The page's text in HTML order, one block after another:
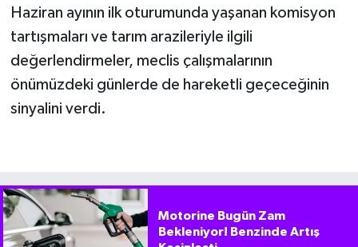
Haziran ayının ilk oturumunda yaşanan komisyon
tartışmaları ve tarım arazileriyle ilgili
değerlendirmeler, meclis çalışmalarının
önümüzdeki günlerde de hareketli geçeceğinin
sinyalini verdi.
Motorine Bugün Zam
Bekleniyor! Benzinde Artış